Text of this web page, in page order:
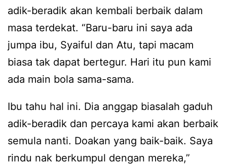
adik-beradik akan kembali berbaik dalam
masa terdekat. “Baru-baru ini saya ada
jumpa ibu, Syaiful dan Atu, tapi macam
biasa tak dapat bertegur. Hari itu pun kami
ada main bola sama-sama.
Ibu tahu hal ini. Dia anggap biasalah gaduh
adik-beradik dan percaya kami akan berbaik
semula nanti. Doakan yang baik-baik. Saya
rindu nak berkumpul dengan mereka,”